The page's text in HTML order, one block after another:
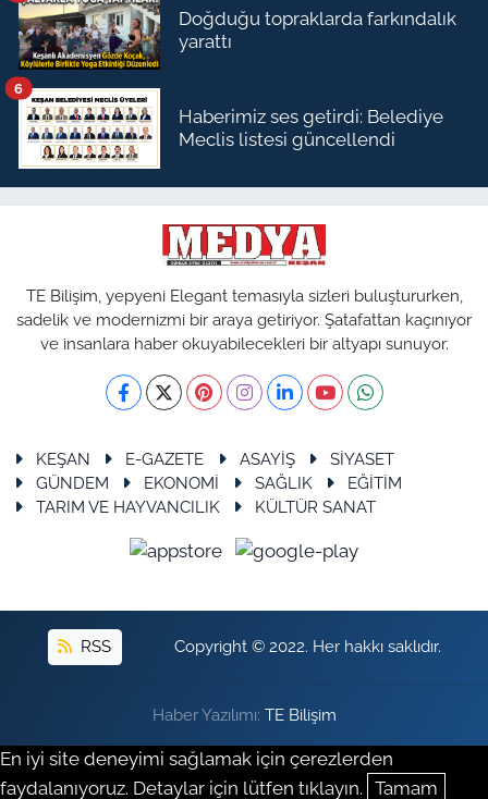
Doğduğu topraklarda farkındalık
yarattı
Haberimiz ses getirdi: Belediye
Meclis listesi güncellendi
6
TE Bilişim, yepyeni Elegant temasıyla sizleri buluştururken,
sadelik ve modernizmi bir araya getiriyor. Şatafattan kaçınıyor
ve insanlara haber okuyabilecekleri bir altyapı sunuyor.
KEŞAN E-GAZETE ASAYİŞ
SİYASET
GÜNDEM
EKONOMİ SAĞLIK
EĞİTİM
TARIM VE HAYVANCILIK
KÜLTÜR SANAT
RSS Copyright © 2022. Her hakkı saklıdır.
Haber Yazılımı: TE Bilişim
En iyi site deneyimi sağlamak için çerezlerden
faydalanıyoruz. Detaylar için lütfen tıklayın. Tamam